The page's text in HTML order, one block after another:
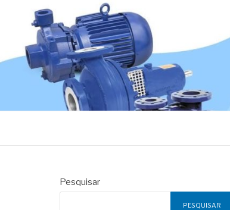
Pesquisar
PESQUISAR